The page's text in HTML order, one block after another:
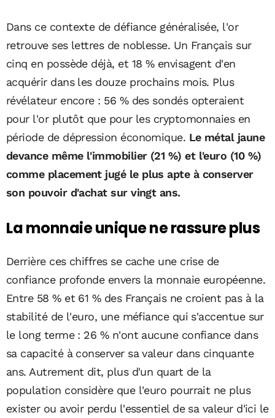
Dans ce contexte de défiance généralisée, l'or
retrouve ses lettres de noblesse. Un Français sur
cinq en possède déjà, et 18 % envisagent d'en
acquérir dans les douze prochains mois. Plus
révélateur encore : 56 % des sondés opteraient
pour l'or plutôt que pour les cryptomonnaies en
période de dépression économique. Le métal jaune
devance même l'immobilier (21 %) et l'euro (10 %)
comme placement jugé le plus apte à conserver
son pouvoir d'achat sur vingt ans.
La monnaie unique ne rassure plus
Derrière ces chiffres se cache une crise de
confiance profonde envers la monnaie européenne.
Entre 58 % et 61 % des Français ne croient pas à la
stabilité de l'euro, une méfiance qui s'accentue sur
le long terme : 26 % n'ont aucune confiance dans
sa capacité à conserver sa valeur dans cinquante
ans. Autrement dit, plus d'un quart de la
population considère que l'euro pourrait ne plus
exister ou avoir perdu l'essentiel de sa valeur d'ici le